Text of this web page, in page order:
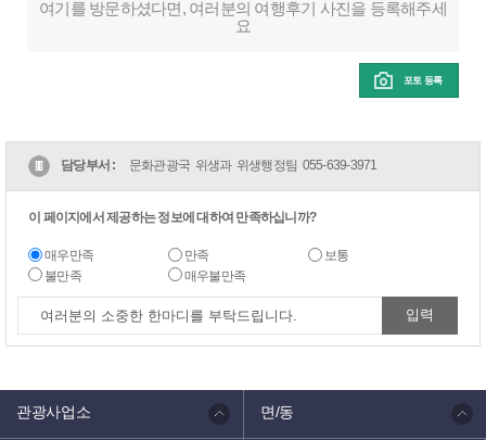
여기를 방문하셨다면, 여러분의 여행후기 사진을 등록해주세
요
포토 등록
담당부서 : 문화관광국 위생과 위생행정팀 055-639-3971
이 페이지에서 제공하는 정보에 대하여 만족하십니까?
매우만족 만족
보통
불만족
매우불만족
관광사업소 면/동